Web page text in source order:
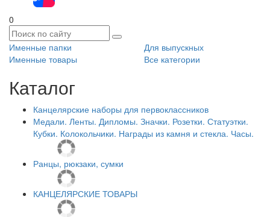
0
Именные папки
Для выпускных
Именные товары
Все категории
Каталог
Канцелярские наборы для первоклассников
Медали. Ленты. Дипломы. Значки. Розетки. Статуэтки.
Кубки. Колокольчики. Награды из камня и стекла. Часы.
Ранцы, рюкзаки, сумки
КАНЦЕЛЯРСКИЕ ТОВАРЫ